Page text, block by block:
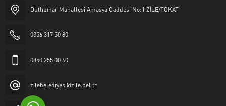
Dutlıpınar Mahallesi Amasya Caddesi No:1 ZİLE/TOKAT
0356 317 50 80
0850 255 00 60
zilebelediyesi@zile.bel.tr